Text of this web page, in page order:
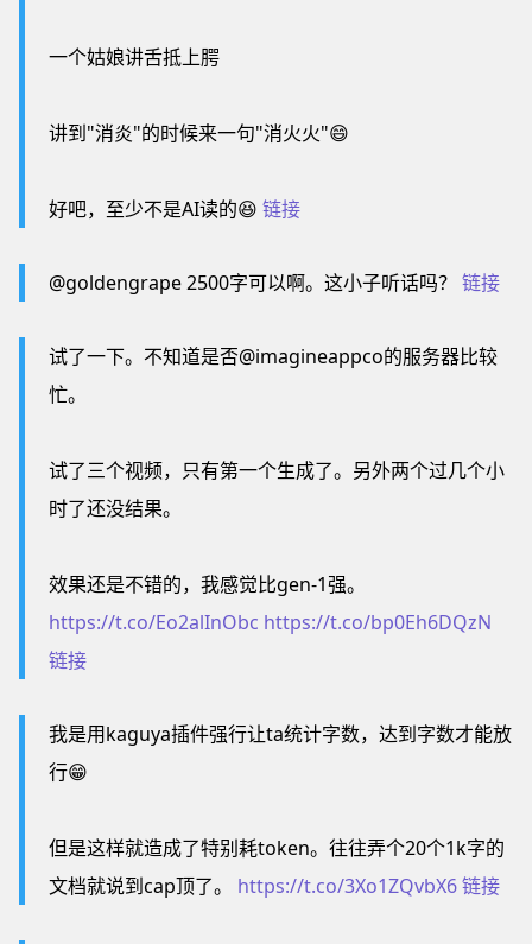
一个姑娘讲舌抵上腭
讲到"消炎"的时候来一句"消火火"😄
好吧，至少不是AI读的😆 链接
@goldengrape 2500字可以啊。这小子听话吗？ 链接
试了一下。不知道是否@imagineappco的服务器比较
忙。
试了三个视频，只有第一个生成了。另外两个过几个小
时了还没结果。
效果还是不错的，我感觉比gen-1强。
https://t.co/Eo2alInObc https://t.co/bp0Eh6DQzN
链接
我是用kaguya插件强行让ta统计字数，达到字数才能放
行😁
但是这样就造成了特别耗token。往往弄个20个1k字的
文档就说到cap顶了。 https://t.co/3Xo1ZQvbX6链接